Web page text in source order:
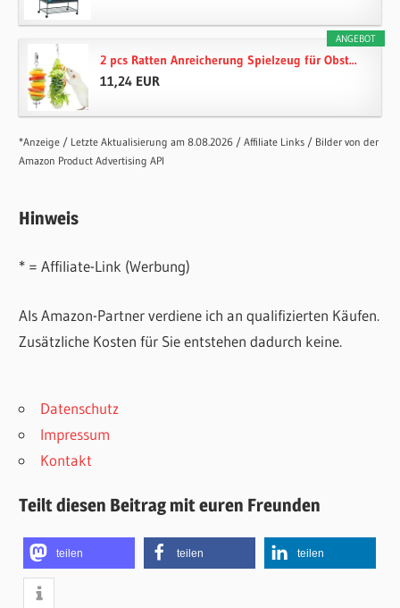
ANGEBOT
2 pcs Ratten Anreicherung Spielzeug für Obst...
11,24 EUR
*Anzeige / Letzte Aktualisierung am 8.08.2026 / Affiliate Links / Bilder von der
Amazon Product Advertising API
Hinweis
* = Affiliate-Link (Werbung)
Als Amazon-Partner verdiene ich an qualifizierten Käufen.
Zusätzliche Kosten für Sie entstehen dadurch keine.
Datenschutz
Impressum
Kontakt
Teilt diesen Beitrag mit euren Freunden
teilen teilen teilen